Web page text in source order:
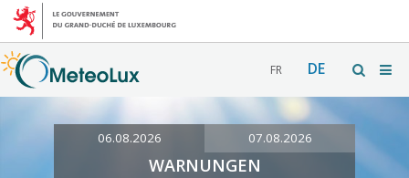
FR DE
06.08.2026 07.08.2026
WARNUNGEN